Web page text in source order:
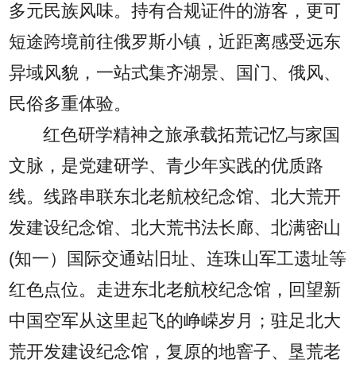
多元民族风味。持有合规证件的游客，更可
短途跨境前往俄罗斯小镇，近距离感受远东
异域风貌，一站式集齐湖景、国门、俄风、
民俗多重体验。
红色研学精神之旅承载拓荒记忆与家国
文脉，是党建研学、青少年实践的优质路
线。线路串联东北老航校纪念馆、北大荒开
发建设纪念馆、北大荒书法长廊、北满密山
(知一）国际交通站旧址、连珠山军工遗址等
红色点位。走进东北老航校纪念馆，回望新
中国空军从这里起飞的峥嵘岁月；驻足北大
荒开发建设纪念馆，复原的地窨子、垦荒老